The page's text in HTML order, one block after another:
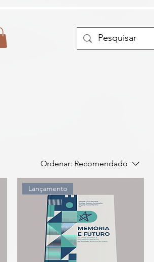
Ordenar: Recomendado
Lançamento